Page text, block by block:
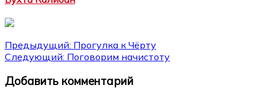
Навигация
по
записям
Предыдущий: Прогулка к Чёрту
Следующий: Поговорим начистоту
Добавить комментарий